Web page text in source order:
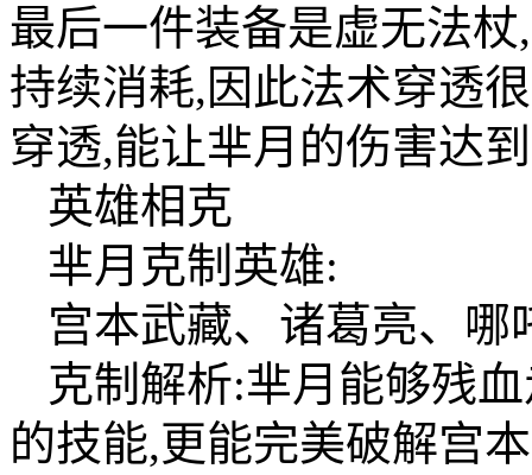
最后一件装备是虚无法
持续消耗,因此法术穿透
穿透,能让芈月的伤害达
英雄相克
芈月克制英雄:
宫本武藏、诸葛亮、哪
克制解析:芈月能够残
的技能,更能完美破解宫